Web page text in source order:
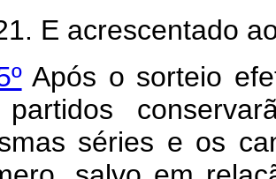
E acrescentado
Após o sorteio
séries e os